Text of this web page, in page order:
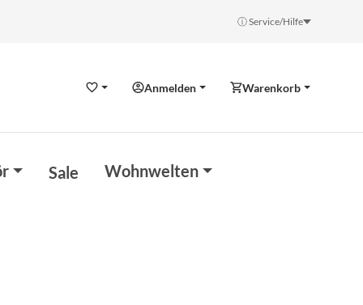
ⓘ Service/Hilfe
WunschzettelAnmelden Warenkorb
Sale Wohnwelten